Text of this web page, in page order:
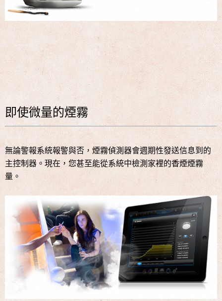
即使微量的煙霧
無論警報系統報警與否，煙霧偵測器會週期性發送信息到的
主控制器。現在，您甚至能從系統中檢測家裡的香煙煙霧
量。